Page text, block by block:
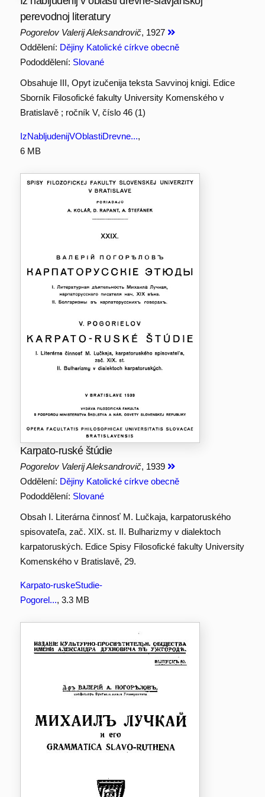
perevodnoj literatury
Pogorelov Valerij Aleksandrovič, 1927
Oddělení: Dějiny Katolické církve obecně
Pododdělení: Slované
Obsahuje III, Opyt izučenija teksta Savvinoj knigi. Edice
Sborník Filosofické fakulty University Komenského v
Bratislavě ; ročník V, číslo 46 (1)
IzNabljudenijVOblastiDrevne...,
6 MB
Karpato-ruské štúdie
Pogorelov Valerij Aleksandrovič, 1939
Oddělení: Dějiny Katolické církve obecně
Pododdělení: Slované
Obsah I. Literárna činnosť M. Lučkaja, karpatoruského
spisovateľa, zač. XIX. st. II. Bulharizmy v dialektoch
karpatoruských. Edice Spisy Filosofické fakulty University
Komenského v Bratislavě, 29.
Karpato-ruskeStudie-
Pogorel..., 3.3 MB